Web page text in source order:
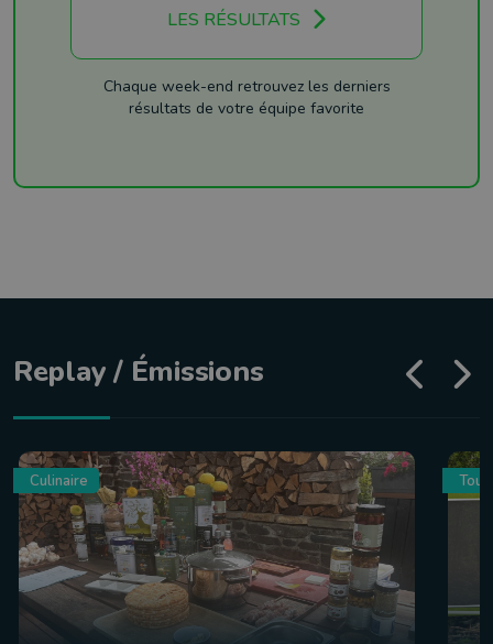
LES RÉSULTATS
Chaque week-end retrouvez les derniers
résultats de votre équipe favorite
Replay / Émissions
Culinaire